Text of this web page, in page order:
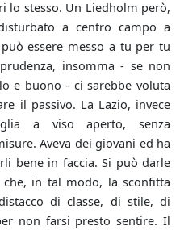
lo stesso. Un Liedholm però,
a centro campo a
essere messo a tu per tu
insomma - se non
e buono - ci sarebbe voluta
il passivo. La Lazio, invece
a viso aperto, senza
Aveva dei giovani ed ha
bene in faccia. Si può darle
in tal modo, la sconfitta
di classe, di stile, di
non farsi presto sentire. Il